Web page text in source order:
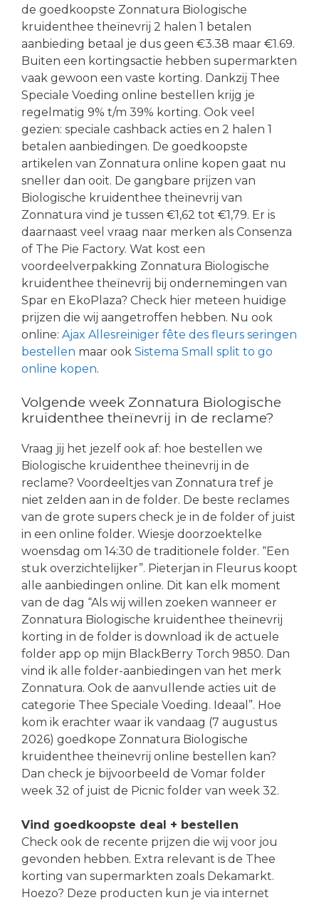
de goedkoopste Zonnatura Biologische
kruidenthee theïnevrij 2 halen 1 betalen
aanbieding betaal je dus geen €3.38 maar €1.69.
Buiten een kortingsactie hebben supermarkten
vaak gewoon een vaste korting. Dankzij Thee
Speciale Voeding online bestellen krijg je
regelmatig 9% t/m 39% korting. Ook veel
gezien: speciale cashback acties en 2 halen 1
betalen aanbiedingen. De goedkoopste
artikelen van Zonnatura online kopen gaat nu
sneller dan ooit. De gangbare prijzen van
Biologische kruidenthee theïnevrij van
Zonnatura vind je tussen €1,62 tot €1,79. Er is
daarnaast veel vraag naar merken als Consenza
of The Pie Factory. Wat kost een
voordeelverpakking Zonnatura Biologische
kruidenthee theïnevrij bij ondernemingen van
Spar en EkoPlaza? Check hier meteen huidige
prijzen die wij aangetroffen hebben. Nu ook
online: Ajax Allesreiniger fête des fleurs seringen
bestellen maar ook Sistema Small split to go
online kopen.
Volgende week Zonnatura Biologische
kruidenthee theïnevrij in de reclame?
Vraag jij het jezelf ook af: hoe bestellen we
Biologische kruidenthee theïnevrij in de
reclame? Voordeeltjes van Zonnatura tref je
niet zelden aan in de folder. De beste reclames
van de grote supers check je in de folder of juist
in een online folder. Wiesje doorzoektelke
woensdag om 14:30 de traditionele folder. “Een
stuk overzichtelijker”. Pieterjan in Fleurus koopt
alle aanbiedingen online. Dit kan elk moment
van de dag “Als wij willen zoeken wanneer er
Zonnatura Biologische kruidenthee theïnevrij
korting in de folder is download ik de actuele
folder app op mijn BlackBerry Torch 9850. Dan
vind ik alle folder-aanbiedingen van het merk
Zonnatura. Ook de aanvullende acties uit de
categorie Thee Speciale Voeding. Ideaal”. Hoe
kom ik erachter waar ik vandaag (7 augustus
2026) goedkope Zonnatura Biologische
kruidenthee theïnevrij online bestellen kan?
Dan check je bijvoorbeeld de Vomar folder
week 32 of juist de Picnic folder van week 32.
Vind goedkoopste deal + bestellen
Check ook de recente prijzen die wij voor jou
gevonden hebben. Extra relevant is de Thee
korting van supermarkten zoals Dekamarkt.
Hoezo? Deze producten kun je via internet